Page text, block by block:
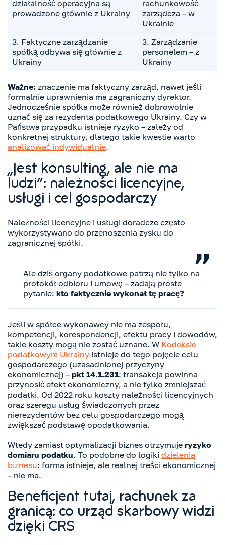
działalność operacyjna są
prowadzone głównie z Ukrainy
rachunkowość
zarządcza – w
Ukrainie
3. Faktyczne zarządzanie
spółką odbywa się głównie z
Ukrainy
3. Zarządzanie
personelem – z
Ukrainy
Ważne: znaczenie ma faktyczny zarząd, nawet jeśli
formalnie uprawnienia ma zagraniczny dyrektor.
Jednocześnie spółka może również dobrowolnie
uznać się za rezydenta podatkowego Ukrainy. Czy w
Państwa przypadku istnieje ryzyko – zależy od
konkretnej struktury, dlatego takie kwestie warto
analizować indywidualnie.
„Jest konsulting, ale nie ma
ludzi”: należności licencyjne,
usługi i cel gospodarczy
Należności licencyjne i usługi doradcze często
wykorzystywano do przenoszenia zysku do
zagranicznej spółki.
Ale dziś organy podatkowe patrzą nie tylko na
protokół odbioru i umowę – zadają proste
pytanie: kto faktycznie wykonał tę pracę?
Jeśli w spółce wykonawcy nie ma zespołu,
kompetencji, korespondencji, efektu pracy i dowodów,
takie koszty mogą nie zostać uznane. W Kodeksie
podatkowym Ukrainy istnieje do tego pojęcie celu
gospodarczego (uzasadnionej przyczyny
ekonomicznej) – pkt 14.1.231: transakcja powinna
przynosić efekt ekonomiczny, a nie tylko zmniejszać
podatki. Od 2022 roku koszty należności licencyjnych
oraz szeregu usług świadczonych przez
nierezydentów bez celu gospodarczego mogą
zwiększać podstawę opodatkowania.
Wtedy zamiast optymalizacji biznes otrzymuje ryzyko
domiaru podatku. To podobne do logiki dzielenia
biznesu: forma istnieje, ale realnej treści ekonomicznej
– nie ma.
Beneficjent tutaj, rachunek za
granicą: co urząd skarbowy widzi
dzięki CRS